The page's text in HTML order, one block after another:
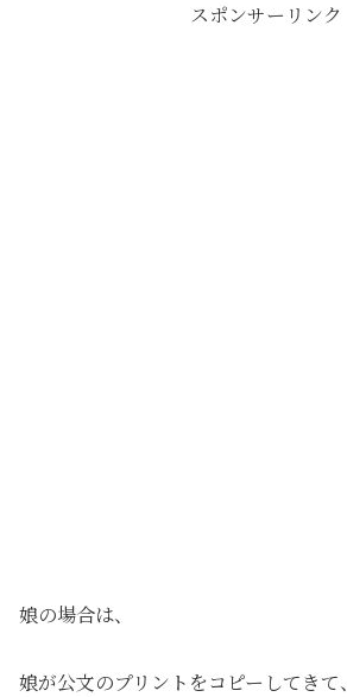
スポンサーリンク
娘の場合は、
娘が公文のプリントをコピーしてきて、